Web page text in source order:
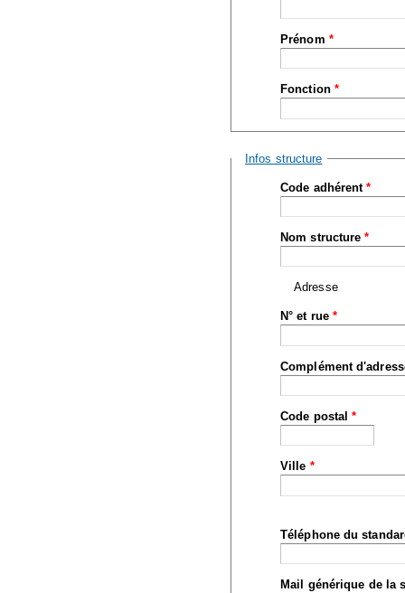
Prénom *
Fonction *
Masquer
Infos structure
Code adhérent*
Nom structure*
Adresse
N° et rue *
Complément
Code postal*
Ville *
Téléphone du
Mail générique de la